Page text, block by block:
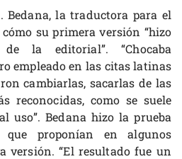
Bedana, la traductora para el
su primera versión “hizo
la editorial”. “Chocaba
empleado en las citas latinas
cambiarlas, sacarlas de las
reconocidas, como se suele
uso”. Bedana hizo la prueba
proponían en algunos
versión. “El resultado fue un